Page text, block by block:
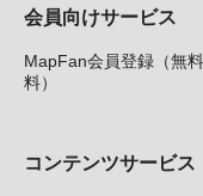
会員向けサービス
MapFan会員登録（無料
料）
コンテンツサービス